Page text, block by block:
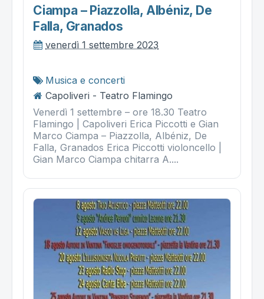
Ciampa – Piazzolla, Albéniz, De
Falla, Granados
venerdì 1 settembre 2023
Musica e concerti
Capoliveri - Teatro Flamingo
Venerdì 1 settembre – ore 18.30 Teatro
Flamingo | Capoliveri Erica Piccotti e Gian
Marco Ciampa – Piazzolla, Albéniz, De
Falla, Granados Erica Piccotti violoncello |
Gian Marco Ciampa chitarra A....